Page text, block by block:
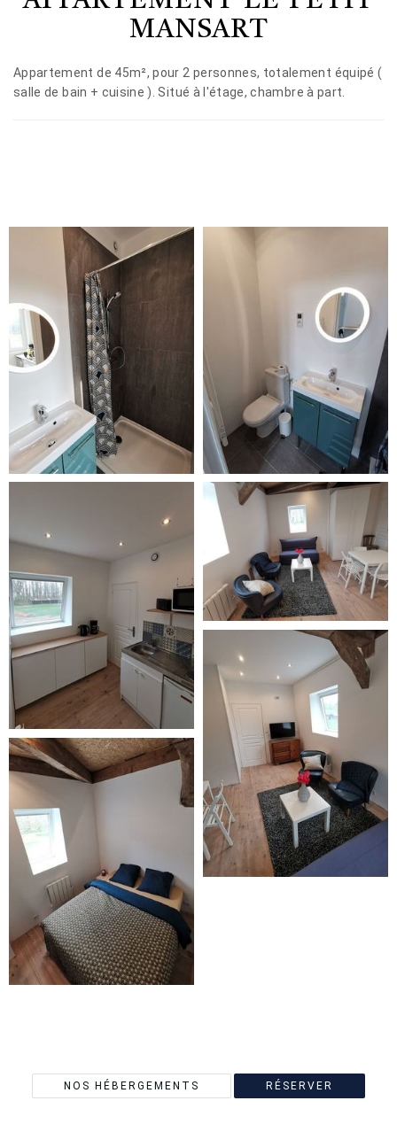
MANSART
Appartement de 45m², pour 2 personnes, totalement équipé (
salle de bain + cuisine ). Situé à l'étage, chambre à part.
APPARTEMENT LE
PETIT MANSART
MANOIR DES CARREAUX
APPARTEMENT LE
PETIT MANSART
MANOIR DES CARREAUX
APPARTEMENT LE
PETIT MANSART
MANOIR DES CARREAUX
APPARTEMENT LE
PETIT MANSART
MANOIR DES CARREAUX
APPARTEMENT LE
PETIT MANSART
NOS HÉBERGEMENTS RÉSERVER